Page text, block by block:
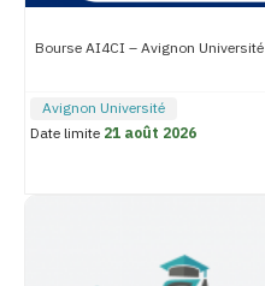
Bourse AI4CI – Avignon Université
Avignon Université
Date limite 21 août 2026